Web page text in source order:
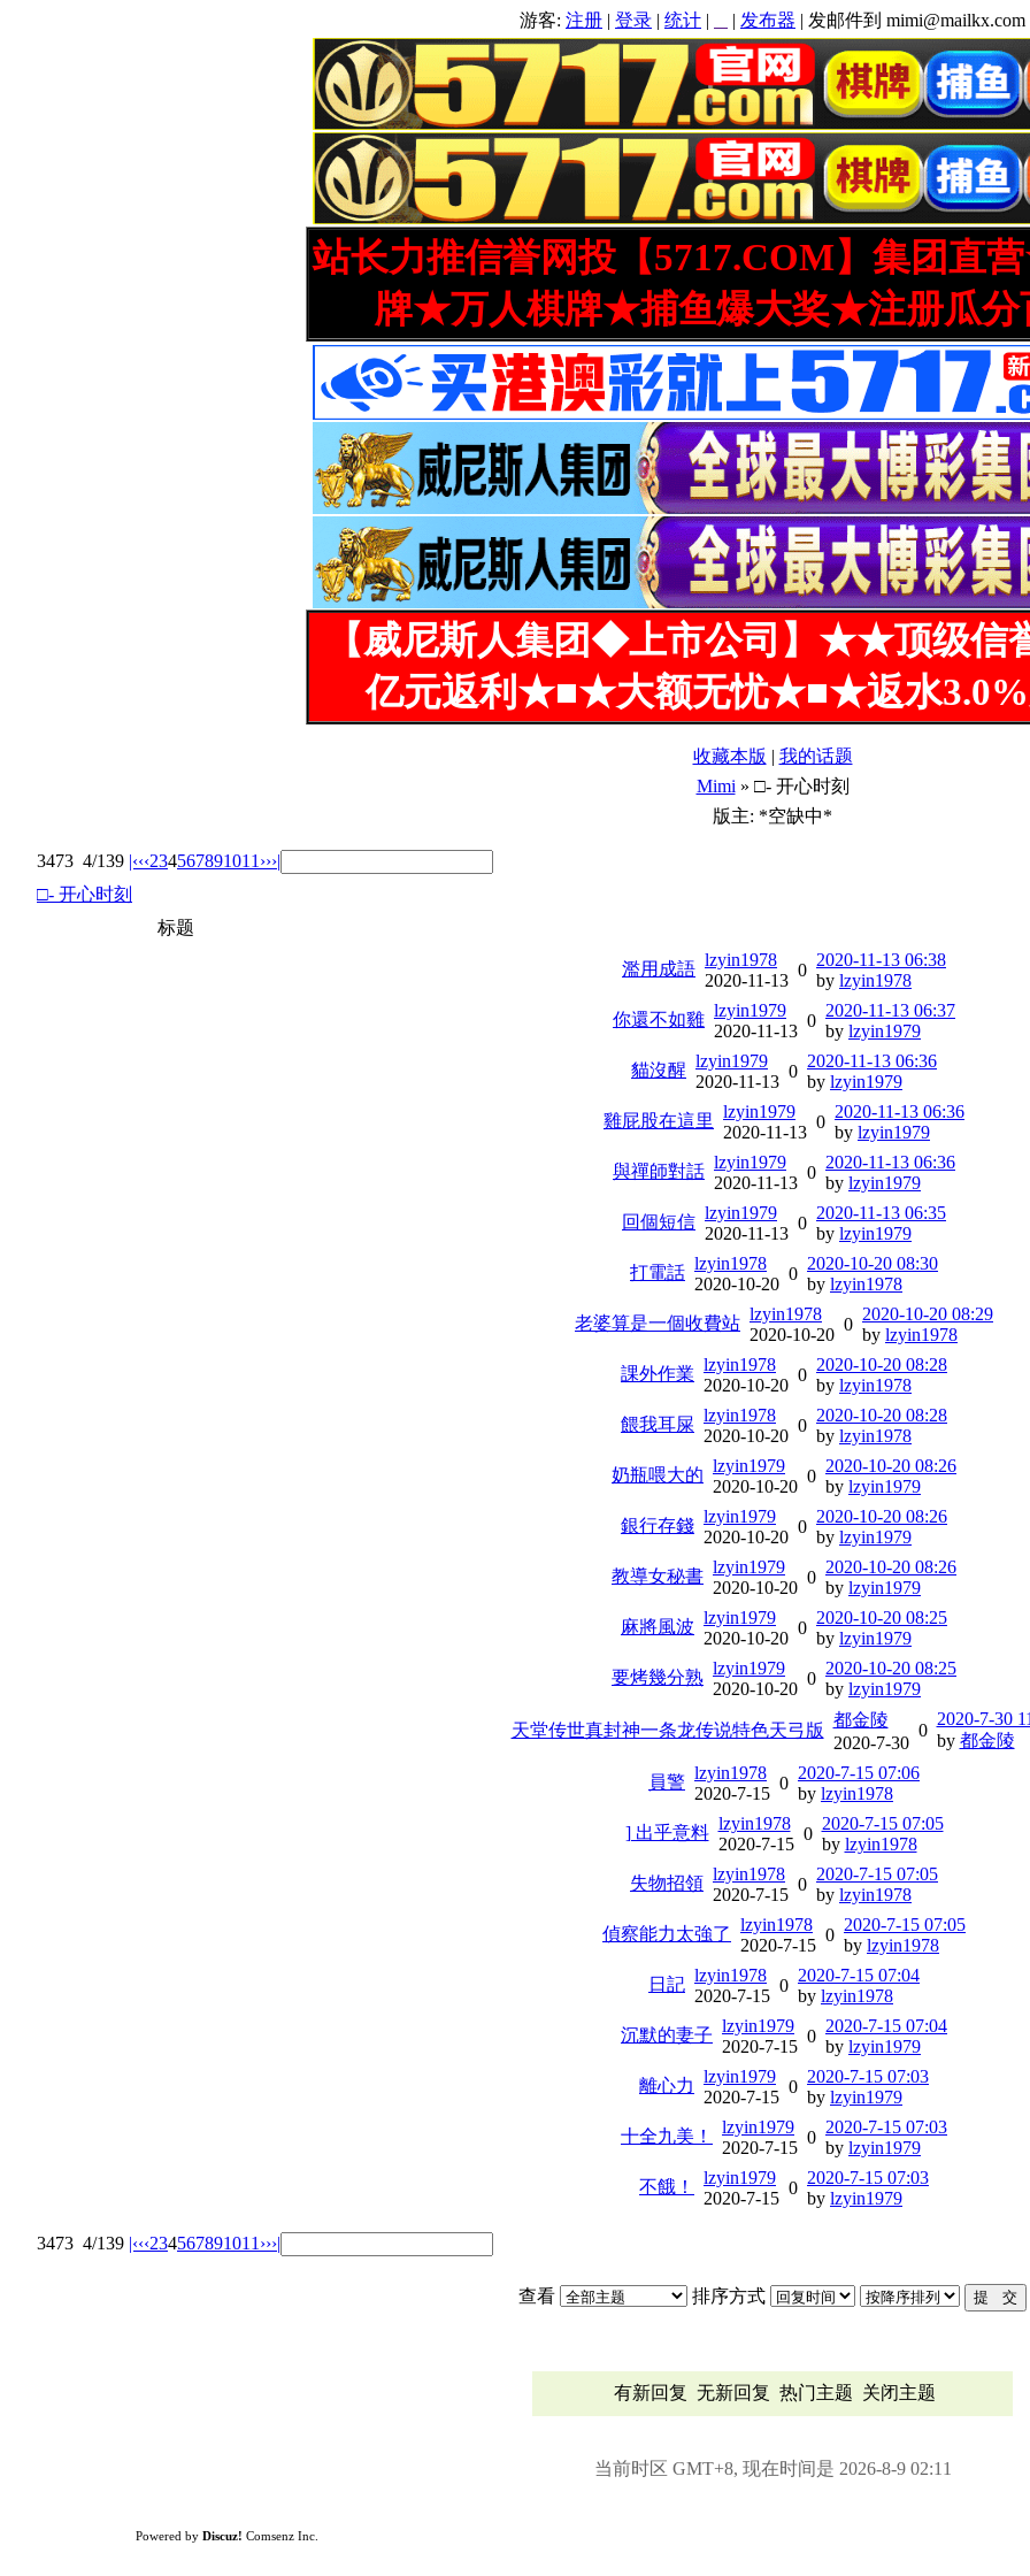
游客: 注册 | 登录 | 统计 | | 发布器 | 发邮件到 mimi@mailkx.com
站长力推信誉网投【5717.COM】集团直
牌★万人棋牌★捕鱼爆大奖★注册瓜分
【威尼斯人集团◆上市公司】★★顶级
亿元返利★■★大额无忧★■★返水
收藏本版 | 我的话题
Mimi » □- 开心时刻
版主: *空缺中*
3473 4/139 |‹‹‹234567891011 ›››|
□- 开心时刻
标题
濫用成語 lzyin1978
2020-11-13
0
2020-11-13 06:38
by lzyin1978
你還不如雞 lzyin1979
2020-11-13
0
2020-11-13 06:37
by lzyin1979
貓沒醒 lzyin1979
2020-11-13
0
2020-11-13 06:36
by lzyin1979
雞屁股在這里 lzyin1979
2020-11-13
0
2020-11-13 06:36
by lzyin1979
與禪師對話 lzyin1979
2020-11-13
0
2020-11-13 06:36
by lzyin1979
回個短信 lzyin1979
2020-11-13
0
2020-11-13 06:35
by lzyin1979
打電話 lzyin1978
2020-10-20
0
2020-10-20 08:30
by lzyin1978
老婆算是一個收費站 lzyin1978
2020-10-20
0
2020-10-20 08:29
by lzyin1978
課外作業 lzyin1978
2020-10-20
0
2020-10-20 08:28
by lzyin1978
餵我耳屎 lzyin1978
2020-10-20
0
2020-10-20 08:28
by lzyin1978
奶瓶喂大的 lzyin1979
2020-10-20
0
2020-10-20 08:26
by lzyin1979
銀行存錢 lzyin1979
2020-10-20
0
2020-10-20 08:26
by lzyin1979
教導女秘書 lzyin1979
2020-10-20
0
2020-10-20 08:26
by lzyin1979
麻將風波 lzyin1979
2020-10-20
0
2020-10-20 08:25
by lzyin1979
要烤幾分熟 lzyin1979
2020-10-20
0
2020-10-20 08:25
by lzyin1979
天堂传世真封神一条龙传说特色天弓版
都金陵
2020-7-30
0
2020-7-30
by 都金陵
員警 lzyin1978
2020-7-15
0
2020-7-15 07:06
by lzyin1978
] 出乎意料 lzyin1978
2020-7-15
0
2020-7-15 07:05
by lzyin1978
失物招領 lzyin1978
2020-7-15
0
2020-7-15 07:05
by lzyin1978
偵察能力太強了 lzyin1978
2020-7-15
0
2020-7-15 07:05
by lzyin1978
日記 lzyin1978
2020-7-15
0
2020-7-15 07:04
by lzyin1978
沉默的妻子 lzyin1979
2020-7-15
0
2020-7-15 07:04
by lzyin1979
離心力 lzyin1979
2020-7-15
0
2020-7-15 07:03
by lzyin1979
十全九美！
lzyin1979
2020-7-15
0
2020-7-15 07:03
by lzyin1979
不餓！
lzyin1979
2020-7-15
0
2020-7-15 07:03
by lzyin1979
3473 4/139 |‹‹‹234567891011 ›››|
查看 排序方式
有新回复 无新回复 热门主题 关闭主题
当前时区 GMT+8, 现在时间是 2026-8-9 02:11
Powered by Discuz! Comsenz Inc.